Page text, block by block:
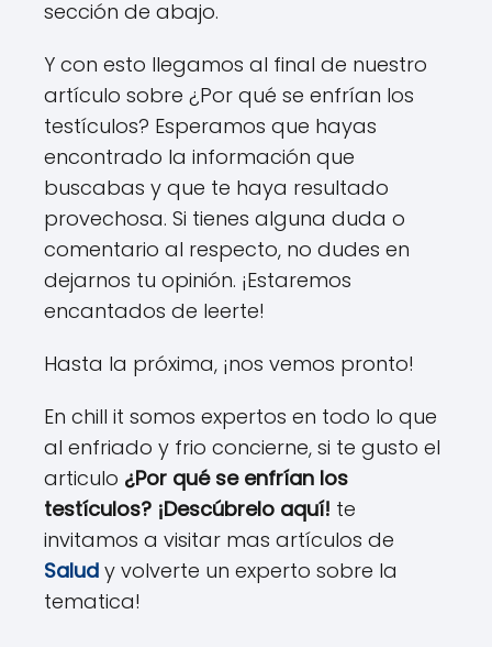
sección de abajo.
Y con esto llegamos al final de nuestro
artículo sobre ¿Por qué se enfrían los
testículos? Esperamos que hayas
encontrado la información que
buscabas y que te haya resultado
provechosa. Si tienes alguna duda o
comentario al respecto, no dudes en
dejarnos tu opinión. ¡Estaremos
encantados de leerte!
Hasta la próxima, ¡nos vemos pronto!
En chill it somos expertos en todo lo que
al enfriado y frio concierne, si te gusto el
articulo ¿Por qué se enfrían los
testículos? ¡Descúbrelo aquí! te
invitamos a visitar mas artículos de
Salud y volverte un experto sobre la
tematica!